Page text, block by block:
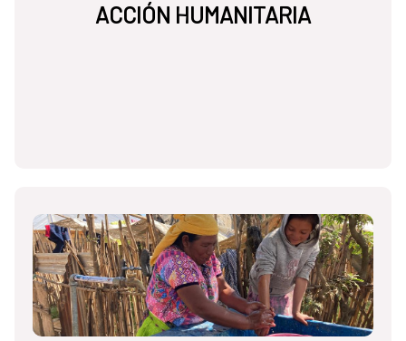
ACCIÓN HUMANITARIA